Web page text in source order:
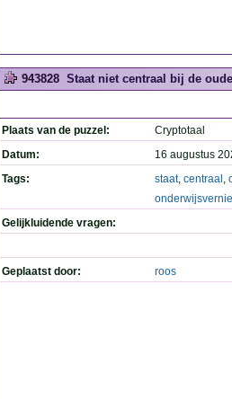
943828 Staat niet centraal bij de
Plaats van de puzzel:
Cryptotaal
Datum:
16 augustus
Tags:
staat, centraal ,
Gelijkluidende vragen:
Geplaatst door: roos